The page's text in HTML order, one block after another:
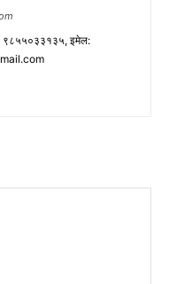
९८५५०३३१३५, इमेल: